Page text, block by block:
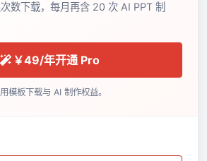
数下载，每月再含 20 次 AI PPT 制
￥49/年开通 Pro
模板下载与 AI 制作权益。